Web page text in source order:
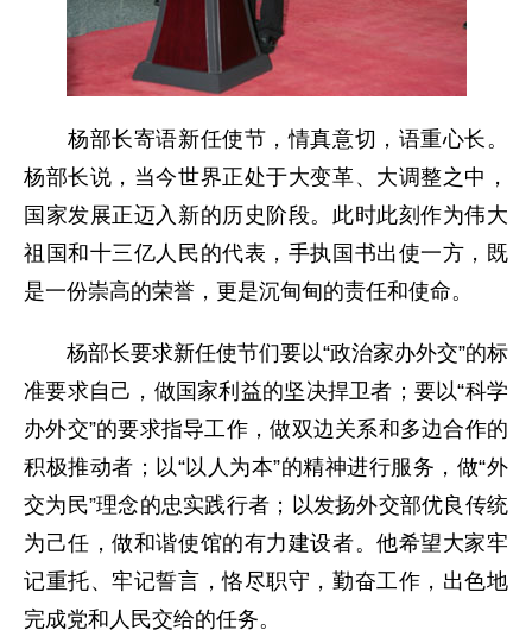
杨部长寄语新任使节，情真意切，语重心长。
杨部长说，当今世界正处于大变革、大调整之中，
国家发展正迈入新的历史阶段。此时此刻作为伟大
祖国和十三亿人民的代表，手执国书出使一方，既
是一份崇高的荣誉，更是沉甸甸的责任和使命。
杨部长要求新任使节们要以“政治家办外交”的标
准要求自己，做国家利益的坚决捍卫者；要以“科学
办外交”的要求指导工作，做双边关系和多边合作的
积极推动者；以“以人为本”的精神进行服务，做“外
交为民”理念的忠实践行者；以发扬外交部优良传统
为己任，做和谐使馆的有力建设者。他希望大家牢
记重托、牢记誓言，恪尽职守，勤奋工作，出色地
完成党和人民交给的任务。